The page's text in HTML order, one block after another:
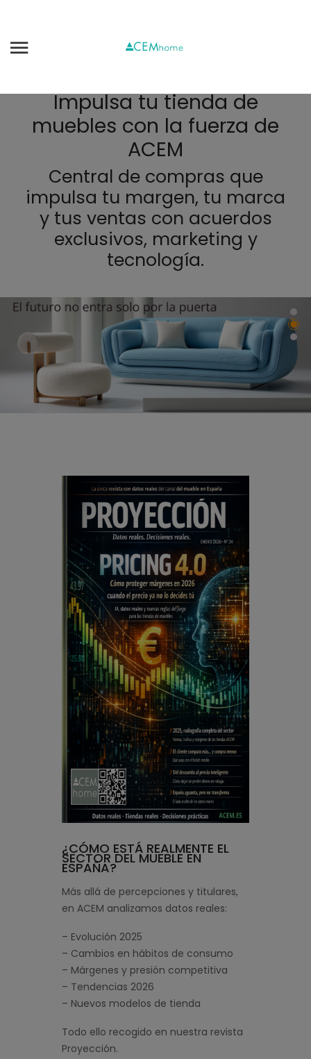
Impulsa tu tienda de
muebles con la fuerza de
ACEM
Central de compras que
impulsa tu margen, tu marca
y tus ventas con acuerdos
exclusivos, marketing y
tecnología.
¿CÓMO ESTÁ REALMENTE EL
SECTOR DEL MUEBLE EN
ESPAÑA?
Más allá de percepciones y titulares,
en ACEM analizamos datos reales:
– Evolución 2025
– Cambios en hábitos de consumo
– Márgenes y presión competitiva
– Tendencias 2026
– Nuevos modelos de tienda
Todo ello recogido en nuestra revista
Proyección.